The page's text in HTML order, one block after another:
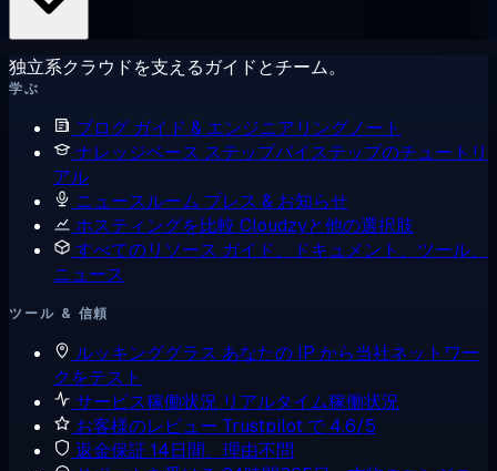
独立系クラウドを支えるガイドとチーム。
学ぶ
ブログ ガイド & エンジニアリングノート
ナレッジベース ステップバイステップのチュートリ
アル
ニュースルーム プレス & お知らせ
ホスティングを比較 Cloudzyと他の選択肢
すべてのリソース ガイド、ドキュメント、ツール、
ニュース
ツール & 信頼
ルッキンググラス あなたの IP から当社ネットワー
クをテスト
サービス稼働状況 リアルタイム稼働状況
お客様のレビュー Trustpilot で 4.6/5
返金保証 14日間、理由不問